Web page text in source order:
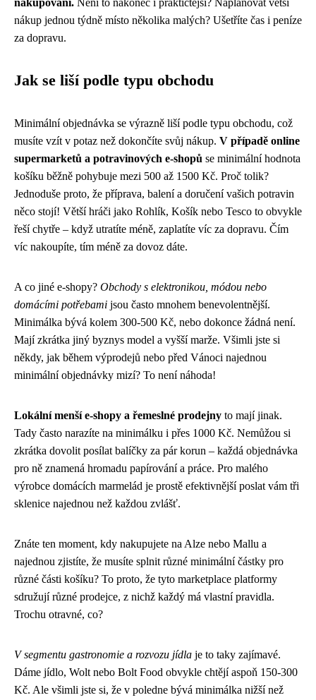
nákup jednou týdně místo několika malých? Ušetříte čas i peníze
za dopravu.
Jak se liší podle typu obchodu
Minimální objednávka se výrazně liší podle typu obchodu, což
musíte vzít v potaz než dokončíte svůj nákup. V případě online
supermarketů a potravinových e-shopů se minimální hodnota
košíku běžně pohybuje mezi 500 až 1500 Kč. Proč tolik?
Jednoduše proto, že příprava, balení a doručení vašich potravin
něco stojí! Větší hráči jako Rohlík, Košík nebo Tesco to obvykle
řeší chytře – když utratíte méně, zaplatíte víc za dopravu. Čím
víc nakoupíte, tím méně za dovoz dáte.
A co jiné e-shopy? Obchody s elektronikou, módou nebo
domácími potřebami jsou často mnohem benevolentnější.
Minimálka bývá kolem 300-500 Kč, nebo dokonce žádná není.
Mají zkrátka jiný byznys model a vyšší marže. Všimli jste si
někdy, jak během výprodejů nebo před Vánoci najednou
minimální objednávky mizí? To není náhoda!
Lokální menší e-shopy a řemeslné prodejny to mají jinak.
Tady často narazíte na minimálku i přes 1000 Kč. Nemůžou si
zkrátka dovolit posílat balíčky za pár korun – každá objednávka
pro ně znamená hromadu papírování a práce. Pro malého
výrobce domácích marmelád je prostě efektivnější poslat vám tři
sklenice najednou než každou zvlášť.
Znáte ten moment, kdy nakupujete na Alze nebo Mallu a
najednou zjistíte, že musíte splnit různé minimální částky pro
různé části košíku? To proto, že tyto marketplace platformy
sdružují různé prodejce, z nichž každý má vlastní pravidla.
Trochu otravné, co?
V segmentu gastronomie a rozvozu jídla je to taky zajímavé.
Dáme jídlo, Wolt nebo Bolt Food obvykle chtějí aspoň 150-300
Kč. Ale všimli jste si, že v poledne bývá minimálka nižší než